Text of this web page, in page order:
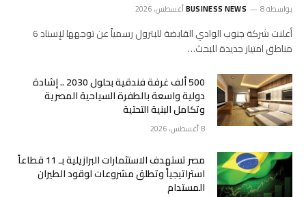
بواسطة BUSINESS NEWS 8 أغسطس، 2026
أعلنت شركة جنوب الوادي القابضة للبترول رسمياً عن توجهها لإسناد 6
مناطق امتياز جديدة للبحث…
500 ألف غرفة فندقية بحلول 2030 .. إشادة
دولية واسعة بالطفرة السياحية المصرية
وتكامل البنية التحتية
8 أغسطس، 2026
مصر تستهدف الاستثمارات البرازيلية بـ 11 قطاعاً
استراتيجياً وتطلق مشروعات لوقود الطيران
المستدام